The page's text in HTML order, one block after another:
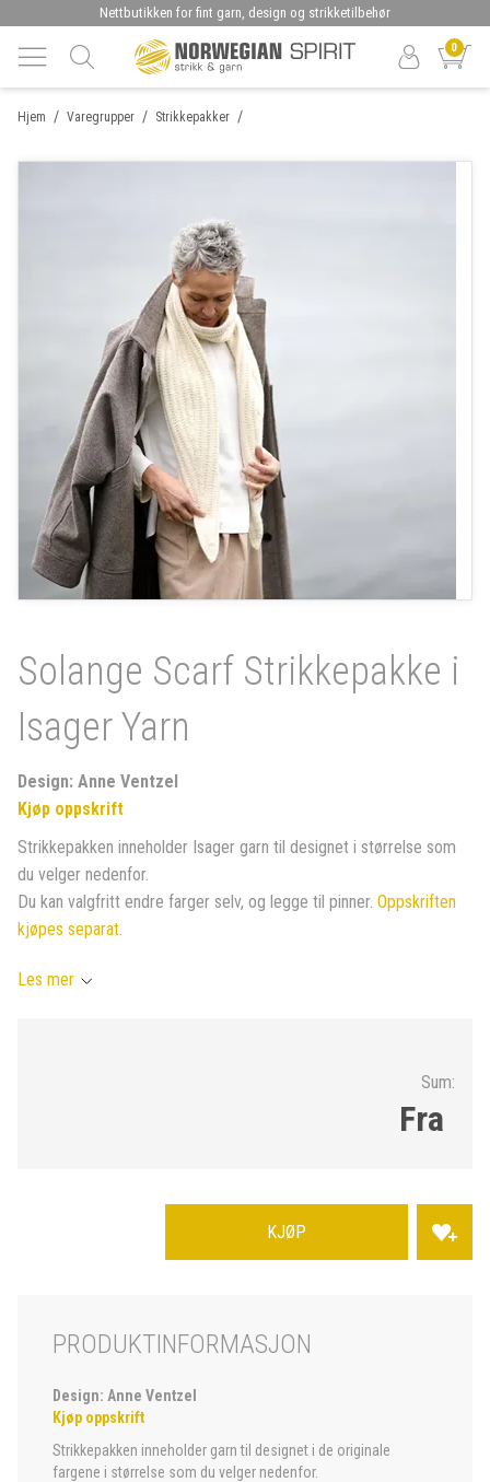
Nettbutikken for fint garn, design og strikketilbehør
0
/
Hjem /
Varegrupper /
Strikkepakker
Solange Scarf Strikkepakke i
Isager Yarn
Design: Anne Ventzel
Kjøp oppskrift
Strikkepakken inneholder Isager garn til designet i størrelse som
du velger nedenfor.
Du kan valgfritt endre farger selv, og legge til pinner. Oppskriften
kjøpes separat.
Les mer
Sum:
Fra
KJØP
PRODUKTINFORMASJON
Design: Anne Ventzel
Kjøp oppskrift
Strikkepakken inneholder garn til designet i de originale
fargene i størrelse som du velger nedenfor.